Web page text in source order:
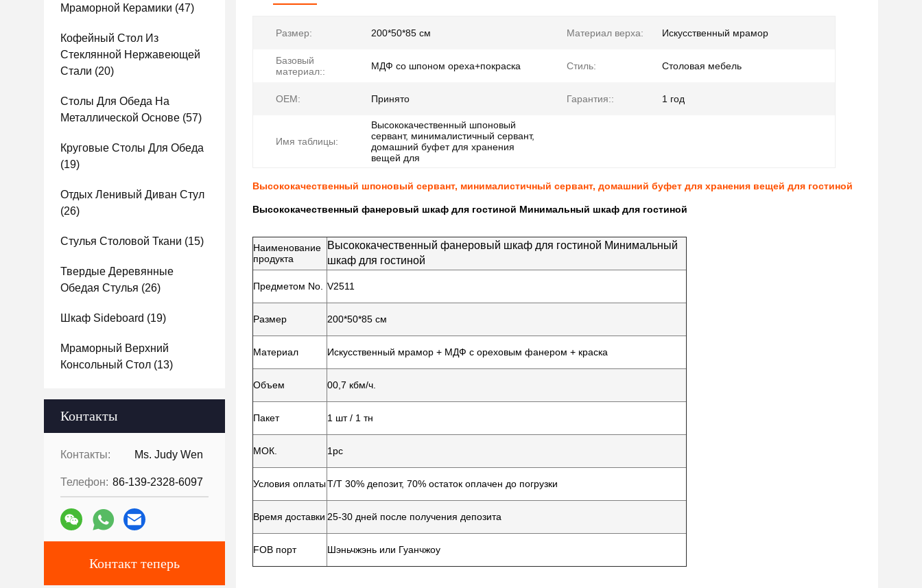
Мраморной Керамики (47)
Кофейный Стол Из
Стеклянной Нержавеющей
Стали (20)
Столы Для Обеда На
Металлической Основе (57)
Круговые Столы Для Обеда
(19)
Отдых Ленивый Диван Стул
(26)
Стулья Столовой Ткани (15)
Твердые Деревянные
Обедая Стулья (26)
Шкаф Sideboard (19)
Мраморный Верхний
Консольный Стол (13)
Контакты
Контакты: Ms. Judy Wen
Телефон: 86-139-2328-6097
Контакт теперь
Размер: 200*50*85 см Материал верха: Искусственный мрамор
Базовый
материал::
МДФ со шпоном ореха+покраска Стиль: Столовая мебель
OEM: Принято Гарантия:: 1 год
Имя таблицы:
Высококачественный шпоновый
сервант, минималистичный сервант,
домашний буфет для хранения
вещей для
Высококачественный шпоновый сервант, минималистичный сервант, домашний буфет для хранения вещей для гостиной
Высококачественный фанеровый шкаф для гостиной Минимальный шкаф для гостиной
Наименование
продукта
Высококачественный фанеровый шкаф для гостиной Минимальный
шкаф для гостиной
Предметом No. V2511
Размер 200*50*85 см
Материал Искусственный мрамор + МДФ с ореховым фанером + краска
Объем 00,7 кбм/ч.
Пакет 1 шт / 1 тн
МОК. 1pc
Условия оплатыТ/Т 30% депозит, 70% остаток оплачен до погрузки
Время доставки 25-30 дней после получения депозита
FOB порт Шэньчжэнь или Гуанчжоу